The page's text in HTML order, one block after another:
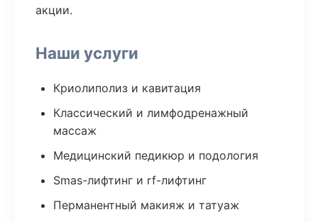
акции.
Наши услуги
Криолиполиз и кавитация
Классический и лимфодренажный
массаж
Медицинский педикюр и подология
Smas-лифтинг и rf-лифтинг
Перманентный макияж и татуаж